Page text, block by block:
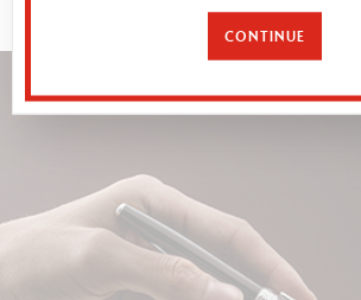
CONTINUE